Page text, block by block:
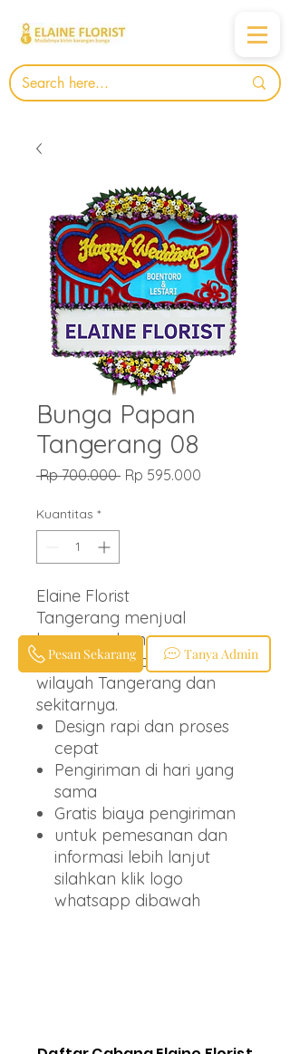
Bunga Papan
Tangerang 08
Rp 700.000 Harga
Rp 595.000
Kuantitas *
Elaine Florist
Tangerang menjual
karangan bunga papan
berbagai ucapan untuk
wilayah Tangerang dan
sekitarnya.
Design rapi dan proses
cepat
Pengiriman di hari yang
sama
Gratis biaya pengiriman
untuk pemesanan dan
informasi lebih lanjut
silahkan klik logo
whatsapp dibawah
Tanya Admin
Pesan Sekarang